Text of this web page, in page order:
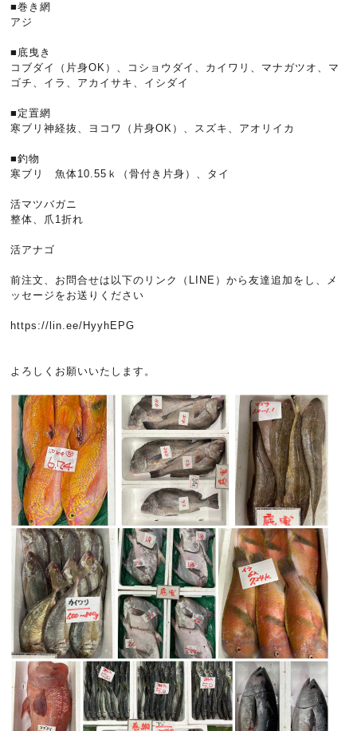
■巻き網
アジ
■底曳き
コブダイ（片身OK）、コショウダイ、カイワリ、マナガツオ、マ
ゴチ、イラ、アカイサキ、イシダイ
■定置網
寒ブリ神経抜、ヨコワ（片身OK）、スズキ、アオリイカ
■釣物
寒ブリ 魚体10.55ｋ（骨付き片身）、タイ
活マツバガニ
整体、爪1折れ
活アナゴ
前注文、お問合せは以下のリンク（LINE）から友達追加をし、メ
ッセージをお送りください
https://lin.ee/HyyhEPG
よろしくお願いいたします。